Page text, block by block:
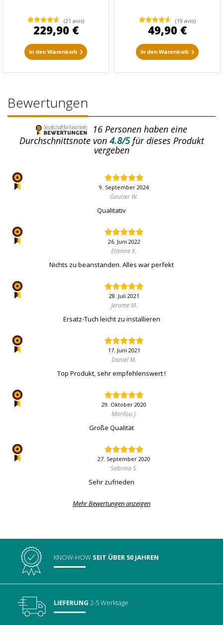
(21 avis)
229,90 €
in den Warenkorb
(19 avis)
49,90 €
in den Warenkorb
Bewertungen
16 Personen haben eine
Durchschnittsnote von4.8/5 für dieses Produkt
vergeben
9. September 2024
Gautier W.
Qualitativ
26. Juni 2022
Etienne K.
Nichts zu beanstanden. Alles war perfekt
28. Juli 2021
Jerome M.
Ersatz-Tuch leicht zu installieren
17. Juni 2021
Daniel M.
Top Produkt, sehr empfehlenswert !
29. Oktober 2020
Marilou J.
Große Qualität
27. September 2020
Sabrina S.
Sehr zufrieden
Mehr Bewertungen anzeigen
KNOW-HOW SEIT ÜBER 50 JAHREN
LIEFERUNG 2-5 Werktage